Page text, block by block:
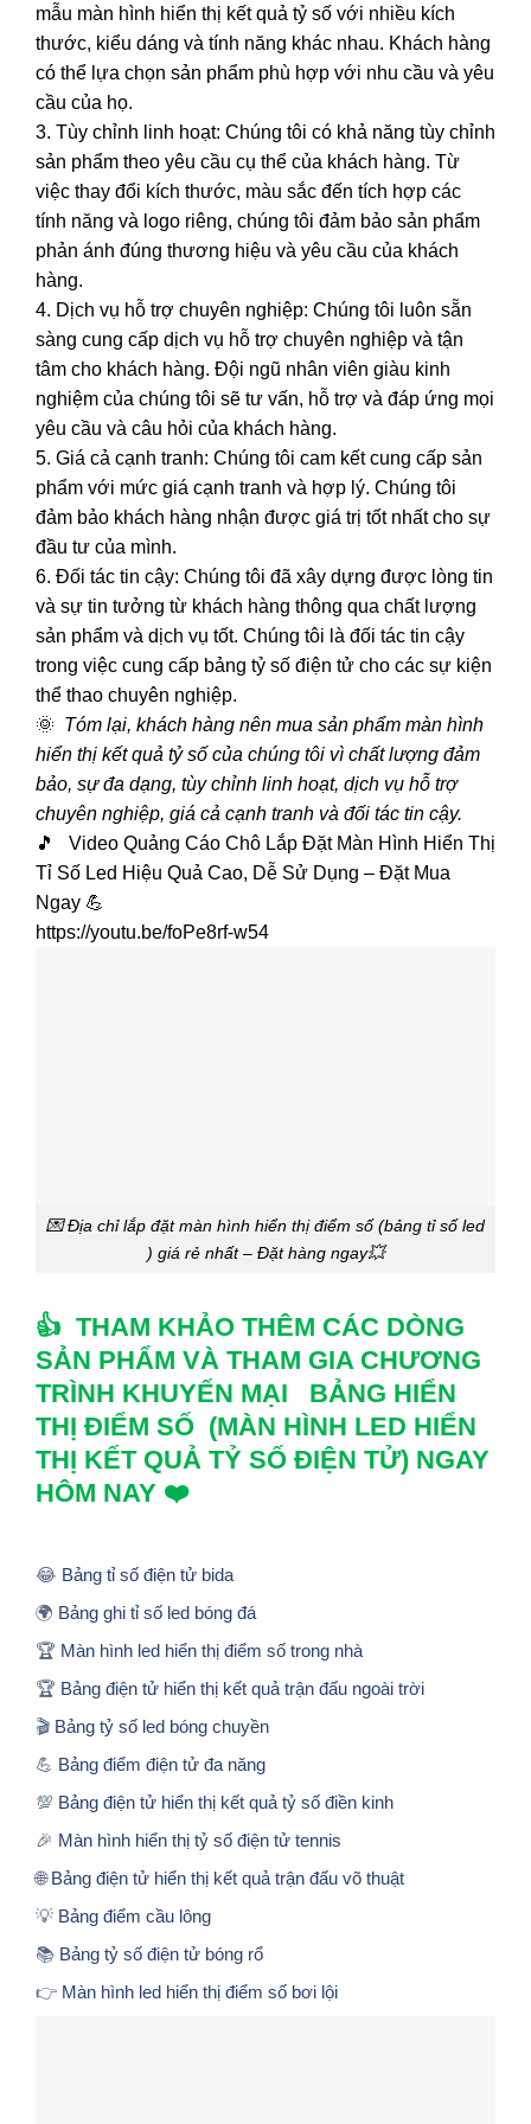
mẫu màn hình hiển thị kết quả tỷ số với nhiều kích
thước, kiểu dáng và tính năng khác nhau. Khách hàng
có thể lựa chọn sản phẩm phù hợp với nhu cầu và yêu
cầu của họ.
3. Tùy chỉnh linh hoạt: Chúng tôi có khả năng tùy chỉnh
sản phẩm theo yêu cầu cụ thể của khách hàng. Từ
việc thay đổi kích thước, màu sắc đến tích hợp các
tính năng và logo riêng, chúng tôi đảm bảo sản phẩm
phản ánh đúng thương hiệu và yêu cầu của khách
hàng.
4. Dịch vụ hỗ trợ chuyên nghiệp: Chúng tôi luôn sẵn
sàng cung cấp dịch vụ hỗ trợ chuyên nghiệp và tận
tâm cho khách hàng. Đội ngũ nhân viên giàu kinh
nghiệm của chúng tôi sẽ tư vấn, hỗ trợ và đáp ứng mọi
yêu cầu và câu hỏi của khách hàng.
5. Giá cả cạnh tranh: Chúng tôi cam kết cung cấp sản
phẩm với mức giá cạnh tranh và hợp lý. Chúng tôi
đảm bảo khách hàng nhận được giá trị tốt nhất cho sự
đầu tư của mình.
6. Đối tác tin cậy: Chúng tôi đã xây dựng được lòng tin
và sự tin tưởng từ khách hàng thông qua chất lượng
sản phẩm và dịch vụ tốt. Chúng tôi là đối tác tin cậy
trong việc cung cấp bảng tỷ số điện tử cho các sự kiện
thể thao chuyên nghiệp.
🌞 Tóm lại, khách hàng nên mua sản phẩm màn hình
hiển thị kết quả tỷ số của chúng tôi vì chất lượng đảm
bảo, sự đa dạng, tùy chỉnh linh hoạt, dịch vụ hỗ trợ
chuyên nghiệp, giá cả cạnh tranh và đối tác tin cậy.
🎵 Video Quảng Cáo Chô Lắp Đặt Màn Hình Hiển Thị
Tỉ Số Led Hiệu Quả Cao, Dễ Sử Dụng – Đặt Mua
Ngay 💪
https://youtu.be/foPe8rf-w54
💌 Địa chỉ lắp đặt màn hình hiển thị điểm số (bảng tỉ số led
) giá rẻ nhất – Đặt hàng ngay💥
👍 THAM KHẢO THÊM CÁC DÒNG
SẢN PHẨM VÀ THAM GIA CHƯƠNG
TRÌNH KHUYẾN MẠI BẢNG HIỂN
THỊ ĐIỂM SỐ (MÀN HÌNH LED HIỂN
THỊ KẾT QUẢ TỶ SỐ ĐIỆN TỬ) NGAY
HÔM NAY ❤️
😂 Bảng tỉ số điện tử bida
🌍 Bảng ghi tỉ số led bóng đá
🏆 Màn hình led hiển thị điểm số trong nhà
🏆 Bảng điện tử hiển thị kết quả trận đấu ngoài trời
🎬 Bảng tỷ số led bóng chuyền
💪 Bảng điểm điện tử đa năng
💯 Bảng điện tử hiển thị kết quả tỷ số điền kinh
🎉 Màn hình hiển thị tỷ số điện tử tennis
🌐 Bảng điện tử hiển thị kết quả trận đấu võ thuật
💡 Bảng điểm cầu lông
📚 Bảng tỷ số điện tử bóng rổ
👉 Màn hình led hiển thị điểm số bơi lội